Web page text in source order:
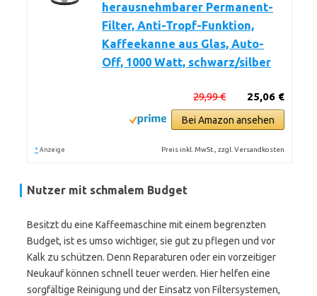
herausnehmbarer Permanent-
Filter, Anti-Tropf-Funktion,
Kaffeekanne aus Glas, Auto-
Off, 1000 Watt, schwarz/silber
25,06 €
29,99 €
Bei Amazon ansehen
* Anzeige Preis inkl. MwSt., zzgl. Versandkosten
Nutzer mit schmalem Budget
Besitzt du eine Kaffeemaschine mit einem begrenzten
Budget, ist es umso wichtiger, sie gut zu pflegen und vor
Kalk zu schützen. Denn Reparaturen oder ein vorzeitiger
Neukauf können schnell teuer werden. Hier helfen eine
sorgfältige Reinigung und der Einsatz von Filtersystemen,